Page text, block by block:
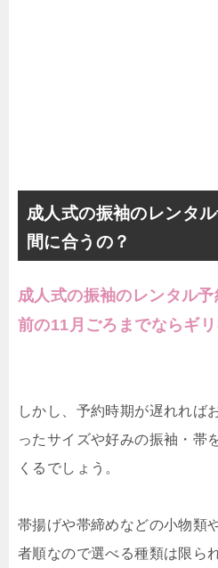
成人式の振袖のレンタ
間に合うの？
成人式の振袖のレンタル
前の11月ごろまでならギリ
しかし、予約時期が遅れれば
ったサイズや好みの振袖・帯
くるでしょう。
帯揚げや帯締めなどの小物類
者順なので選べる種類は限ら